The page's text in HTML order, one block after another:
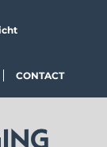
CONTACT